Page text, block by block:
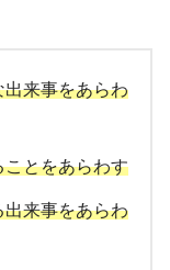
来事をあらわ
とをあらわす
来事をあらわ